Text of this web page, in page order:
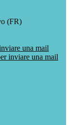
(FR)
una mail
inviare una mail